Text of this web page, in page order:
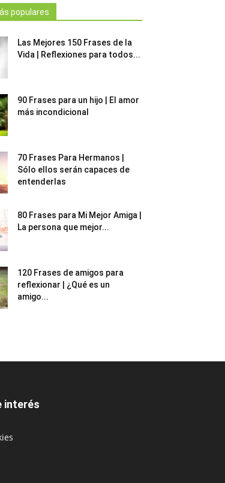
populares
Las Mejores 150 Frases de la
Vida | Reflexiones para todos...
90 Frases para un hijo | El amor
más incondicional
70 Frases Para Hermanos |
Sólo ellos serán capaces de
entenderlas
80 Frases para Mi Mejor Amiga |
La persona que mejor...
120 Frases de amigos para
reflexionar | ¿Qué es un
amigo...
interés